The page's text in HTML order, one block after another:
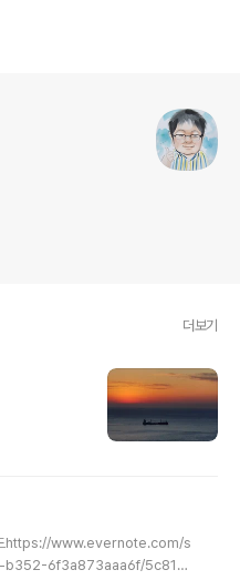
더보기
드https://www.evernote.com/s
6f3a873aaa6f/5c81d